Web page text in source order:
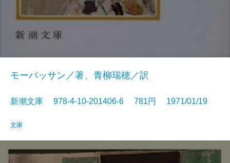
モーパッサン／著、青柳瑞穂／訳
新潮文庫 978-4-10-201406-6 781円 1971/01/19
文庫